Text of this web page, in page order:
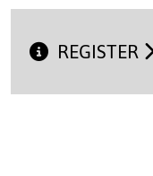
REGISTER